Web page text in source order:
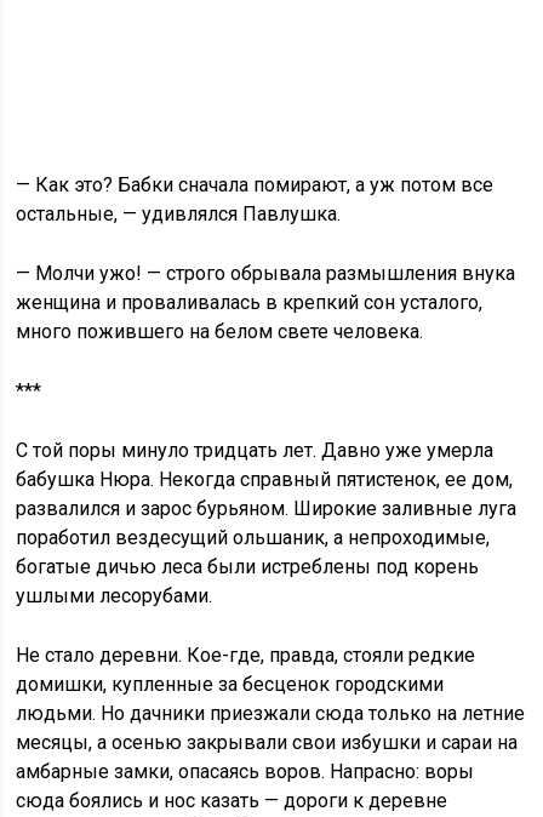
— Как это? Бабки сначала помирают, а уж потом все
остальные, — удивлялся Павлушка.
— Молчи ужо! — строго обрывала размышления внука
женщина и проваливалась в крепкий сон усталого,
много пожившего на белом свете человека.
***
С той поры минуло тридцать лет. Давно уже умерла
бабушка Нюра. Некогда справный пятистенок, ее дом,
развалился и зарос бурьяном. Широкие заливные луга
поработил вездесущий ольшаник, а непроходимые,
богатые дичью леса были истреблены под корень
ушлыми лесорубами.
Не стало деревни. Кое-где, правда, стояли редкие
домишки, купленные за бесценок городскими
людьми. Но дачники приезжали сюда только на летние
месяцы, а осенью закрывали свои избушки и сараи на
амбарные замки, опасаясь воров. Напрасно: воры
сюда боялись и нос казать — дороги к деревне